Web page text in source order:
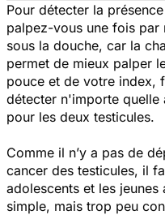
Pour détecter la
palpez-vous une fois
sous la douche, car la
permet de mieux palper
pouce et de votre index,
détecter n'importe quelle
pour les deux testicules.
Comme il n’y a pas de
cancer des testicules, il
adolescents et les
simple, mais trop peu